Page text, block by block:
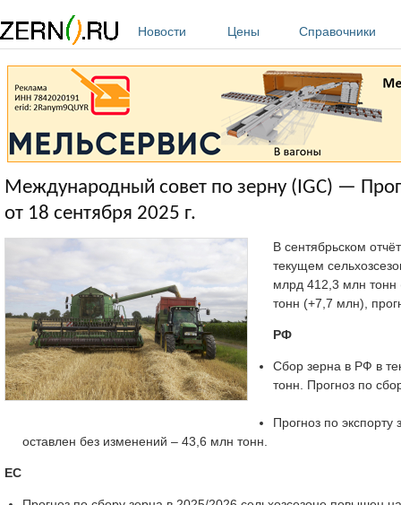
Новости
Цены Справочники
Международный совет по зерну (IGC) —
от 18 сентября 2025 г.
В сентябрьском
текущем
млрд 412,3 млн
тонн (+7,7 млн),
РФ
Сбор зерна в РФ в
тонн. Прогноз по
Прогноз по
оставлен без изменений – 43,6 млн тонн.
ЕС